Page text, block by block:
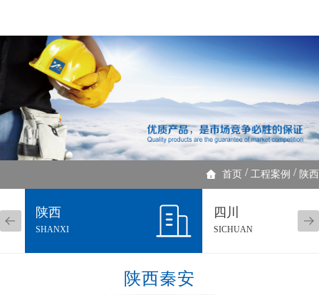
首页 / 工程案例 / 陕西
陕西
SHANXI
四川
SICHUAN
陕西秦安